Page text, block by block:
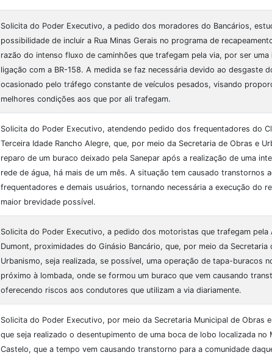
Solicita do Poder Executivo, a pedido dos moradores do Bancários,
possibilidade de incluir a Rua Minas Gerais no programa de
razão do intenso fluxo de caminhões que trafegam pela via, por ser
ligação com a BR-158. A medida se faz necessária devido ao desgaste
ocasionado pelo tráfego constante de veículos pesados, visando
melhores condições aos que por ali trafegam.
Solicita do Poder Executivo, atendendo pedido dos frequentadores do
Terceira Idade Rancho Alegre, que, por meio da Secretaria de Obras e
reparo de um buraco deixado pela Sanepar após a realização de uma
rede de água, há mais de um mês. A situação tem causado transtornos
frequentadores e demais usuários, tornando necessária a execução do
maior brevidade possível.
Solicita do Poder Executivo, a pedido dos motoristas que trafegam pela
Dumont, proximidades do Ginásio Bancário, que, por meio da Secretaria
Urbanismo, seja realizada, se possível, uma operação de tapa-buracos
próximo à lombada, onde se formou um buraco que vem causando
oferecendo riscos aos condutores que utilizam a via diariamente.
Solicita do Poder Executivo, por meio da Secretaria Municipal de Obras
que seja realizado o desentupimento de uma boca de lobo localizada no
Castelo, que a tempo vem causando transtorno para a comunidade